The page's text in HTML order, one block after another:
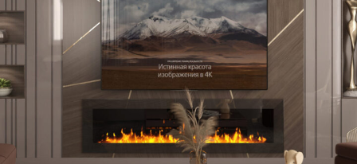
Boteco TV Ünitesi